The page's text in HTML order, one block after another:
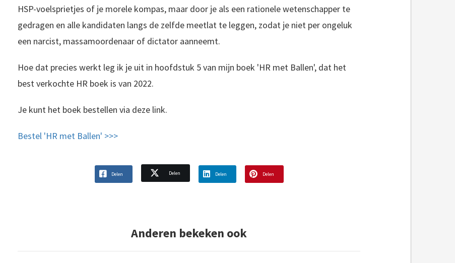
HSP-voelsprietjes of je morele kompas, maar door je als een rationele wetenschapper te
gedragen en alle kandidaten langs de zelfde meetlat te leggen, zodat je niet per ongeluk
een narcist, massamoordenaar of dictator aanneemt.
Hoe dat precies werkt leg ik je uit in hoofdstuk 5 van mijn boek 'HR met Ballen', dat het
best verkochte HR boek is van 2022.
Je kunt het boek bestellen via deze link.
Bestel 'HR met Ballen' >>>
Delen Delen Delen Delen
Anderen bekeken ook